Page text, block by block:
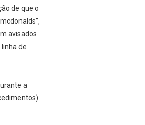
de que o
avisados
de
a